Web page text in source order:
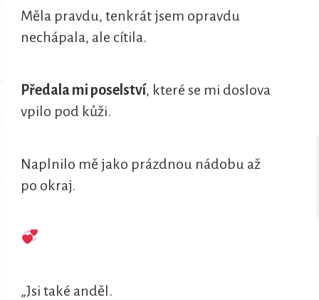
Měla pravdu, tenkrát jsem opravdu
nechápala, ale cítila.
Předala mi poselství, které se mi doslova
vpilo pod kůži.
Naplnilo mě jako prázdnou nádobu až
po okraj.
„Jsi také anděl.